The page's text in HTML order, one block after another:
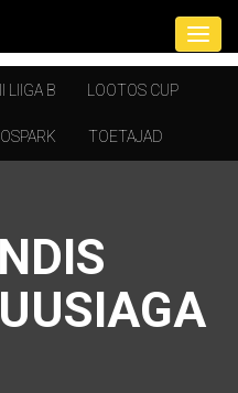
LIIGA B LOOTOS CUP
TOETAJAD